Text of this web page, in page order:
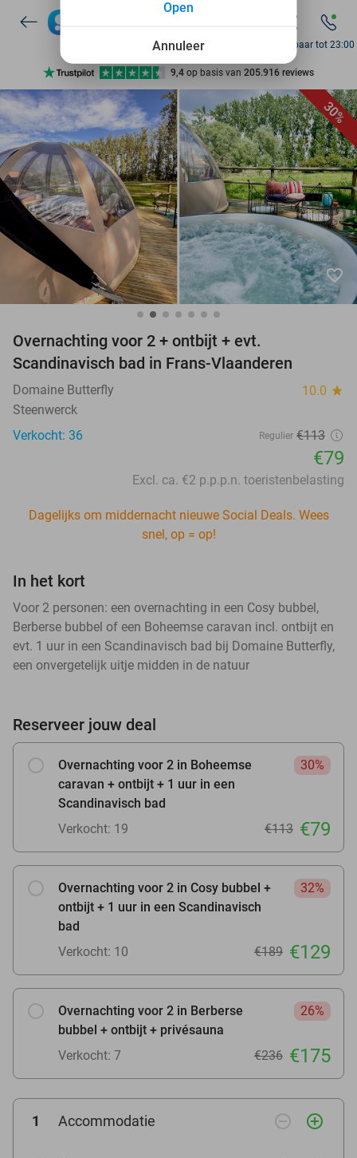
7 dagen per week beschikbaar
10+ miljoen leden
9,4 op basis van 205.916 reviews
Ontdek 15.000+ deals
7 dagen per week beschikbaar
10+ miljoen leden
Bereikbaar tot 23:00
30%
favorite_border
Overnachting voor 2 + ontbijt + evt.
Scandinavisch bad in Frans-Vlaanderen
Domaine Butterfly 10.0 star
Steenwerck
Verkocht: 36
Regulier €113
€79
Excl. ca. €2 p.p.p.n. toeristenbelasting
Dagelijks om middernacht nieuwe Social Deals. Wees
snel, op = op!
In het kort
Voor 2 personen: een overnachting in een Cosy bubbel,
Berberse bubbel of een Boheemse caravan incl. ontbijt en
evt. 1 uur in een Scandinavisch bad bij Domaine Butterfly,
een onvergetelijk uitje midden in de natuur
Reserveer jouw deal
Overnachting voor 2 in Boheemse
caravan + ontbijt + 1 uur in een
Scandinavisch bad
30%
Verkocht: 19 €113 €79
Overnachting voor 2 in Cosy bubbel +
ontbijt + 1 uur in een Scandinavisch
bad
32%
Verkocht: 10 €189 €129
Overnachting voor 2 in Berberse
bubbel + ontbijt + privésauna
26%
Verkocht: 7 €236 €175
1 Accommodatie remove_circle_outline add_circle_outline
Annuleer
Open